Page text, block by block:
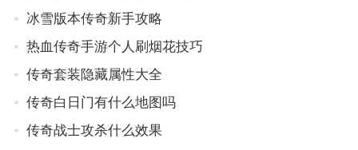
冰雪版本传奇新手攻略
热血传奇手游个人刷烟花技巧
传奇套装隐藏属性大全
传奇白日门有什么地图吗
传奇战士攻杀什么效果